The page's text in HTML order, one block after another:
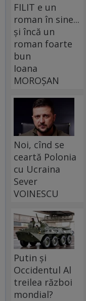
FILIT e un
roman în sine...
și încă un
roman foarte
bun
Ioana
MOROȘAN
Noi, cînd se
ceartă Polonia
cu Ucraina
Sever
VOINESCU
Putin și
Occidentul Al
treilea război
mondial?